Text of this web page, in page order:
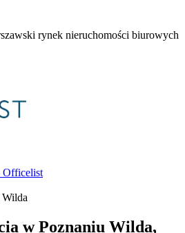
rynek nieruchomości biurowych
Officelist
w Poznaniu Wilda,